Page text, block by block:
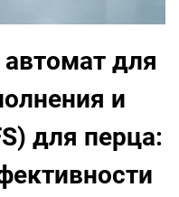
для
и
для перца: